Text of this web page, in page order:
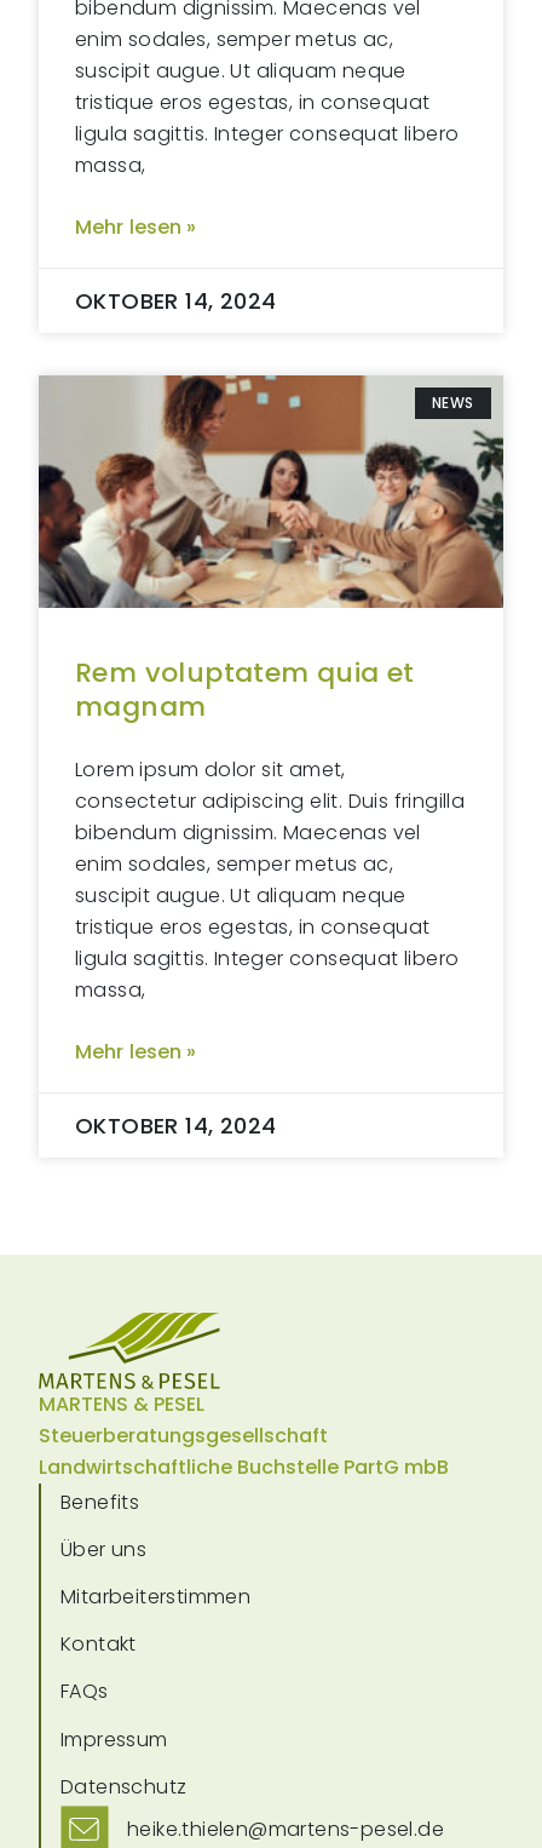
bibendum dignissim. Maecenas vel
enim sodales, semper metus ac,
suscipit augue. Ut aliquam neque
tristique eros egestas, in consequat
ligula sagittis. Integer consequat libero
massa,
Mehr lesen »
OKTOBER 14, 2024
NEWS
Rem voluptatem quia et
magnam
Lorem ipsum dolor sit amet,
consectetur adipiscing elit. Duis fringilla
bibendum dignissim. Maecenas vel
enim sodales, semper metus ac,
suscipit augue. Ut aliquam neque
tristique eros egestas, in consequat
ligula sagittis. Integer consequat libero
massa,
Mehr lesen »
OKTOBER 14, 2024
MARTENS & PESEL
Steuerberatungsgesellschaft
Landwirtschaftliche Buchstelle PartG mbB
Benefits
Über uns
Mitarbeiterstimmen
Kontakt
FAQs
Impressum
Datenschutz
heike.thielen@martens-pesel.de